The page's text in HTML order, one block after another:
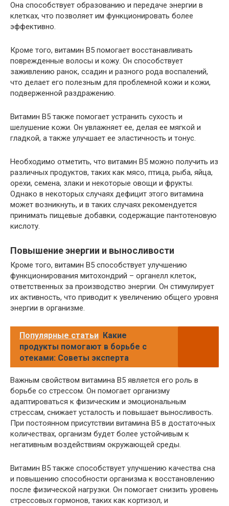
Она способствует образованию и передаче энергии в
клетках, что позволяет им функционировать более
эффективно.
Кроме того, витамин B5 помогает восстанавливать
поврежденные волосы и кожу. Он способствует
заживлению ранок, ссадин и разного рода воспалений,
что делает его полезным для проблемной кожи и кожи,
подверженной раздражению.
Витамин B5 также помогает устранить сухость и
шелушение кожи. Он увлажняет ее, делая ее мягкой и
гладкой, а также улучшает ее эластичность и тонус.
Необходимо отметить, что витамин B5 можно получить из
различных продуктов, таких как мясо, птица, рыба, яйца,
орехи, семена, злаки и некоторые овощи и фрукты.
Однако в некоторых случаях дефицит этого витамина
может возникнуть, и в таких случаях рекомендуется
принимать пищевые добавки, содержащие пантотеновую
кислоту.
Повышение энергии и выносливости
Кроме того, витамин B5 способствует улучшению
функционирования митохондрий – органелл клеток,
ответственных за производство энергии. Он стимулирует
их активность, что приводит к увеличению общего уровня
энергии в организме.
Популярные статьи Какие
продукты помогают в борьбе с
отеками: Советы эксперта
Важным свойством витамина B5 является его роль в
борьбе со стрессом. Он помогает организму
адаптироваться к физическим и эмоциональным
стрессам, снижает усталость и повышает выносливость.
При постоянном присутствии витамина B5 в достаточных
количествах, организм будет более устойчивым к
негативным воздействиям окружающей среды.
Витамин B5 также способствует улучшению качества сна
и повышению способности организма к восстановлению
после физической нагрузки. Он помогает снизить уровень
стрессовых гормонов, таких как кортизол, и